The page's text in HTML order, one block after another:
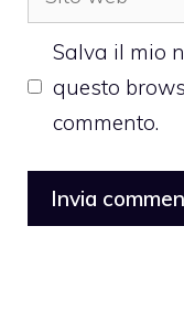
web
Salva il mio
questo
commento.